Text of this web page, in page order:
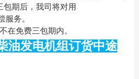
期后，我司将对用
务。
在免费三包期内。
油发电机组订货中途